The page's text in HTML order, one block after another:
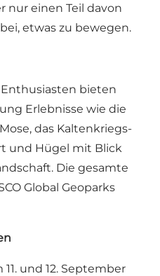
nur einen Teil davon
etwas zu bewegen.
bieten
Erlebnisse wie die
das Kaltenkriegs-
und Hügel mit Blick
Die gesamte
Global Geoparks
und 12. September